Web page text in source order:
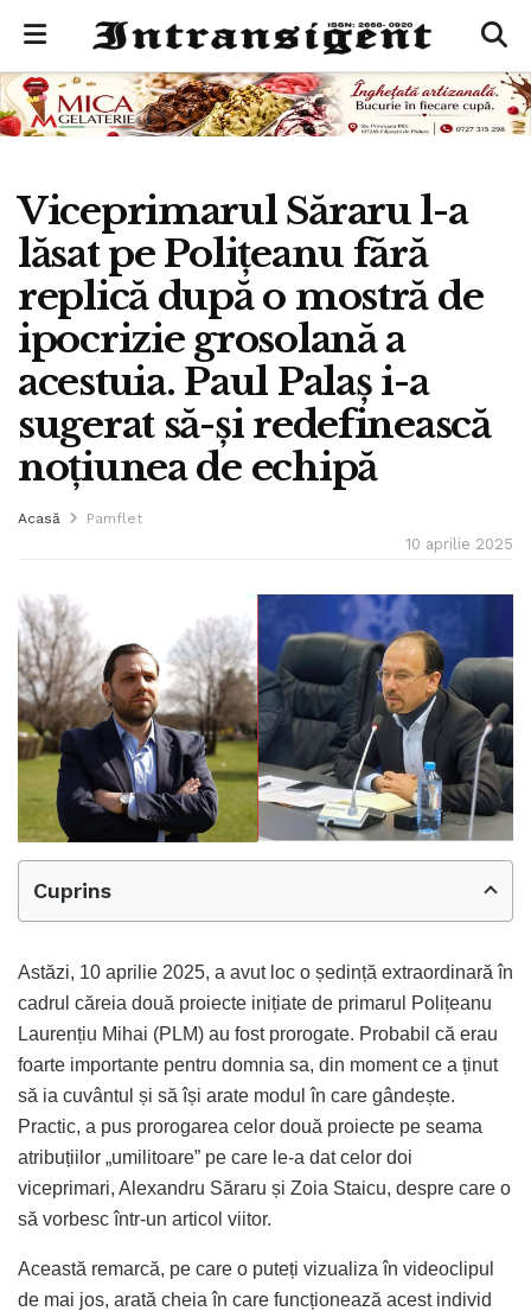
Viceprimarul Săraru l-a
lăsat pe Polițeanu fără
replică după o mostră de
ipocrizie grosolană a
acestuia. Paul Palaș i-a
sugerat să-și redefinească
noțiunea de echipă
Acasă Pamflet
10 aprilie 2025
Cuprins
Astăzi, 10 aprilie 2025, a avut loc o ședință extraordinară în
cadrul căreia două proiecte inițiate de primarul Polițeanu
Laurențiu Mihai (PLM) au fost prorogate. Probabil că erau
foarte importante pentru domnia sa, din moment ce a ținut
să ia cuvântul și să își arate modul în care gândește.
Practic, a pus prorogarea celor două proiecte pe seama
atribuțiilor „umilitoare” pe care le-a dat celor doi
viceprimari, Alexandru Săraru și Zoia Staicu, despre care o
să vorbesc într-un articol viitor.
Această remarcă, pe care o puteți vizualiza în videoclipul
de mai jos, arată cheia în care funcționează acest individ